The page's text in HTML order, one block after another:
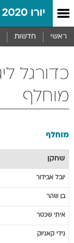
יורו 2020
ראשי חדשות
מוחלף
מוחלף
שחקן
יובל אבידור
בן שהר
איתי שכטר
גידי קאניוק